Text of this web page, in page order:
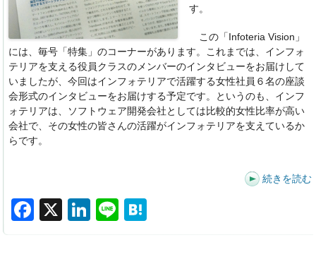
す。
この「Infoteria Vision」
には、毎号「特集」のコーナーがあります。これまでは、インフォ
テリアを支える役員クラスのメンバーのインタビューをお届けして
いましたが、今回はインフォテリアで活躍する女性社員６名の座談
会形式のインタビューをお届けする予定です。というのも、インフ
ォテリアは、ソフトウェア開発会社としては比較的女性比率が高い
会社で、その女性の皆さんの活躍がインフォテリアを支えているか
らです。
続きを読む
F
X
Li
Li